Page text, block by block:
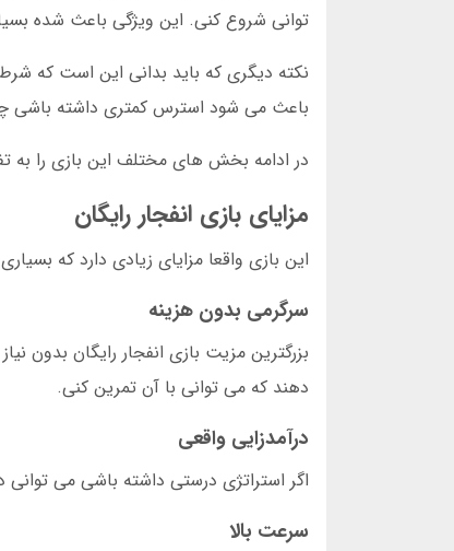
توانی شروع کنی. این ویژگی باعث شده
نکته دیگری که باید بدانی این است که
باعث می شود استرس کمتری داشته باشی
در ادامه بخش های مختلف این بازی را به
مزایای بازی انفجار رایگان
این بازی واقعا مزایای زیادی دارد که بسیاری از کاربران
سرگرمی بدون هزینه
بزرگترین مزیت بازی انفجار رایگان بدون
دهند که می توانی با آن تمرین کنی.
درآمدزایی واقعی
اگر استراتژی درستی داشته باشی می توانی درآمد خوبی داشته
سرعت بالا